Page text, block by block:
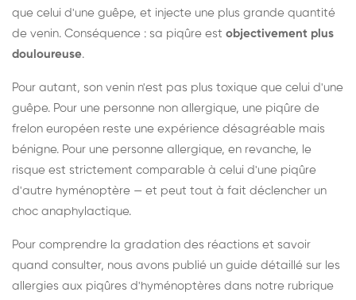
que celui d'une guêpe, et injecte une plus grande quantité
de venin. Conséquence : sa piqûre est objectivement plus
douloureuse.
Pour autant, son venin n'est pas plus toxique que celui d'une
guêpe. Pour une personne non allergique, une piqûre de
frelon européen reste une expérience désagréable mais
bénigne. Pour une personne allergique, en revanche, le
risque est strictement comparable à celui d'une piqûre
d'autre hyménoptère — et peut tout à fait déclencher un
choc anaphylactique.
Pour comprendre la gradation des réactions et savoir
quand consulter, nous avons publié un guide détaillé sur les
allergies aux piqûres d'hyménoptères dans notre rubrique